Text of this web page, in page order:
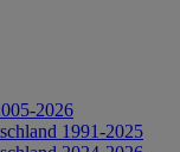
2026
1991-2025